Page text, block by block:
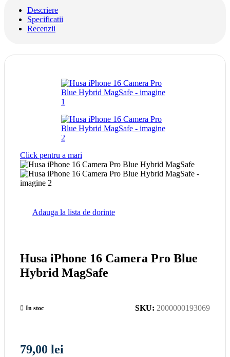
Descriere
Specificatii
Recenzii
Click pentru a mari
Adauga la lista de dorinte
Husa iPhone 16 Camera Pro Blue
Hybrid MagSafe
In stoc SKU: 2000000193069
79,00 lei